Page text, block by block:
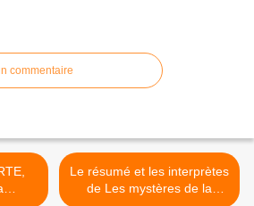
commentaire
Le résumé et les interprètes
de Les mystères de la